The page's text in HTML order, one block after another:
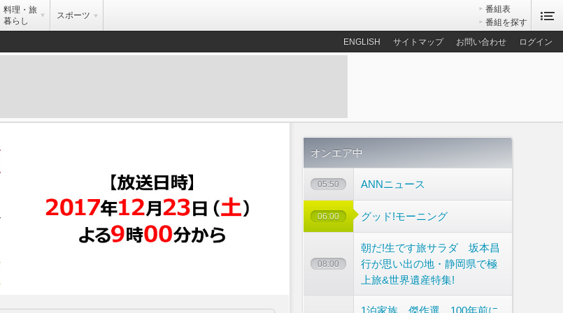
料理・旅
暮らし
スポーツ
番組表
番組を探す
ENGLISH サイトマップ お問い合わせ ログイン
オンエア中
05:50 ANNニュース
06:00 グッド!モーニング
08:00
朝だ!生です旅サラダ 坂本昌
行が思い出の地・静岡県で極
上旅&世界遺産特集!
1泊家族 傑作選 100年前に